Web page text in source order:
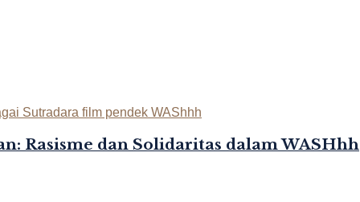
Rasisme dan Solidaritas dalam WASHhh